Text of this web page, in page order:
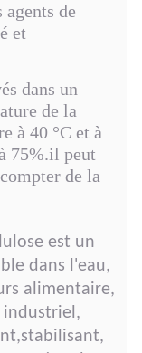
de
et
dans un
de la
à 40 °C et à
75%.il peut
de la
est un
dans l'eau,
alimentaire,
industriel,